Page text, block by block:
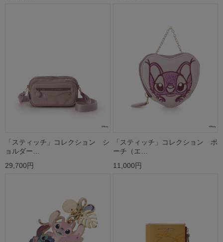
「スティッチ」コレクション シ
ョルダー…
29,700円
「スティッチ」コレクション ポ
ーチ（エ…
11,000円